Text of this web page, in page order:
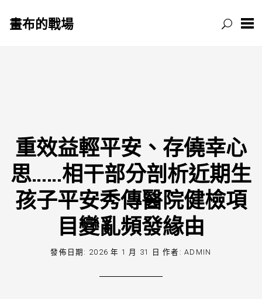
畫布的戰場
重效益輕平安、存僥幸心
思……相干部分剖析近期生
孩子平安秀傳醫院健檢項
目變亂頻發緣由
發佈日期: 2026 年 1 月 31 日 作者:ADMIN